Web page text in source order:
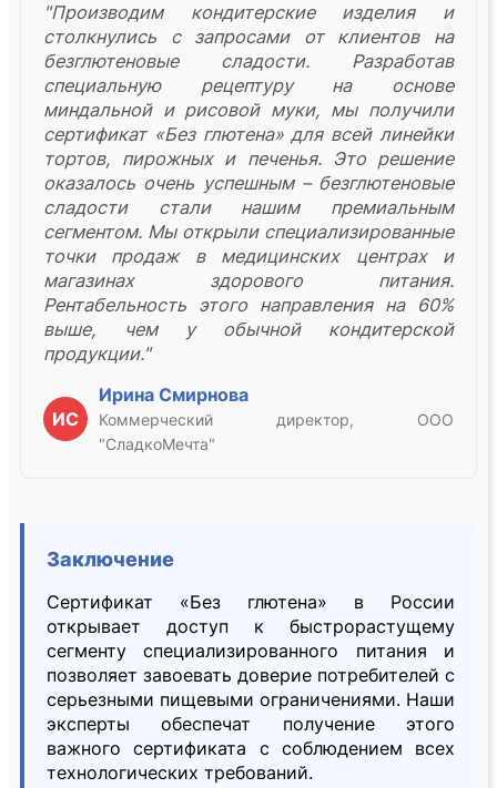
"Производим кондитерские изделия и
столкнулись с запросами от клиентов на
безглютеновые сладости. Разработав
специальную рецептуру на основе
миндальной и рисовой муки, мы получили
сертификат «Без глютена» для всей линейки
тортов, пирожных и печенья. Это решение
оказалось очень успешным – безглютеновые
сладости стали нашим премиальным
сегментом. Мы открыли специализированные
точки продаж в медицинских центрах и
магазинах здорового питания.
Рентабельность этого направления на 60%
выше, чем у обычной кондитерской
продукции."
ИС
Ирина Смирнова
Коммерческий директор, ООО
"СладкоМечта"
Заключение
Сертификат «Без глютена» в России
открывает доступ к быстрорастущему
сегменту специализированного питания и
позволяет завоевать доверие потребителей с
серьезными пищевыми ограничениями. Наши
эксперты обеспечат получение этого
важного сертификата с соблюдением всех
технологических требований.